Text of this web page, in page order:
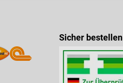
Sicher bestellen